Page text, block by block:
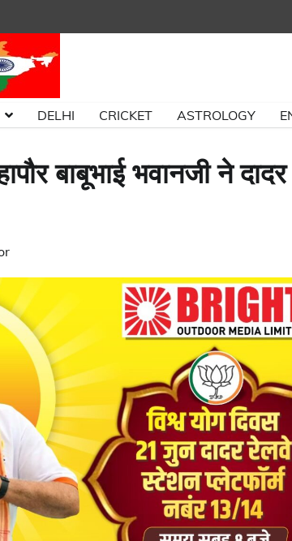
DELHI CRICKET ASTROLOGY
बाबूभाई भवानजी ने